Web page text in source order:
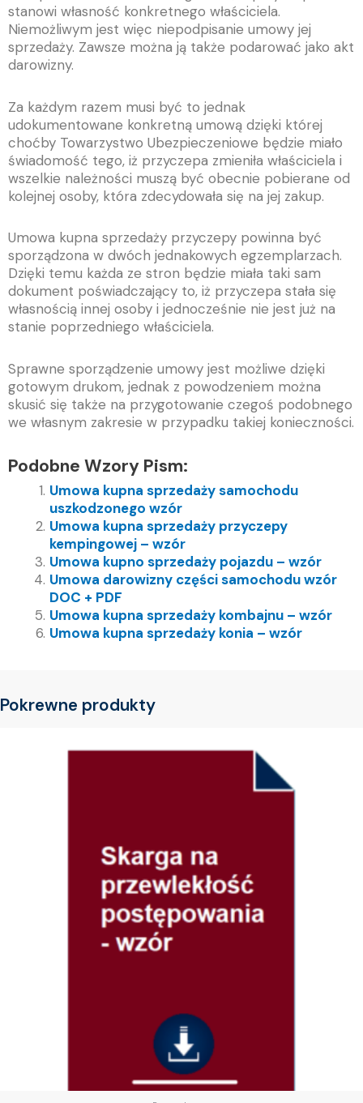
stanowi własność konkretnego właściciela.
Niemożliwym jest więc niepodpisanie umowy jej
sprzedaży. Zawsze można ją także podarować jako akt
darowizny.
Za każdym razem musi być to jednak
udokumentowane konkretną umową dzięki której
choćby Towarzystwo Ubezpieczeniowe będzie miało
świadomość tego, iż przyczepa zmieniła właściciela i
wszelkie należności muszą być obecnie pobierane od
kolejnej osoby, która zdecydowała się na jej zakup.
Umowa kupna sprzedaży przyczepy powinna być
sporządzona w dwóch jednakowych egzemplarzach.
Dzięki temu każda ze stron będzie miała taki sam
dokument poświadczający to, iż przyczepa stała się
własnością innej osoby i jednocześnie nie jest już na
stanie poprzedniego właściciela.
Sprawne sporządzenie umowy jest możliwe dzięki
gotowym drukom, jednak z powodzeniem można
skusić się także na przygotowanie czegoś podobnego
we własnym zakresie w przypadku takiej konieczności.
Podobne Wzory Pism:
Umowa kupna sprzedaży samochodu
uszkodzonego wzór
Umowa kupna sprzedaży przyczepy
kempingowej – wzór
Umowa kupno sprzedaży pojazdu – wzór
Umowa darowizny części samochodu wzór
DOC + PDF
Umowa kupna sprzedaży kombajnu – wzór
Umowa kupna sprzedaży konia – wzór
Pokrewne produkty